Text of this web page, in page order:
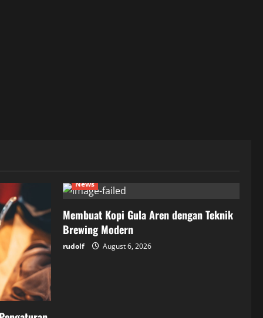
News
Membuat Kopi Gula Aren dengan Teknik
Brewing Modern
rudolf August 6, 2026